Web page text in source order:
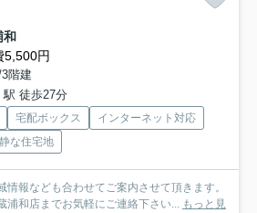
和
5,500円
階建
駅 徒歩27分
宅配ボックス
インターネット対応
な住宅地
情報なども合わせてご案内させて頂きます。
浦和店までお気軽にご連絡下さい...
もっと見